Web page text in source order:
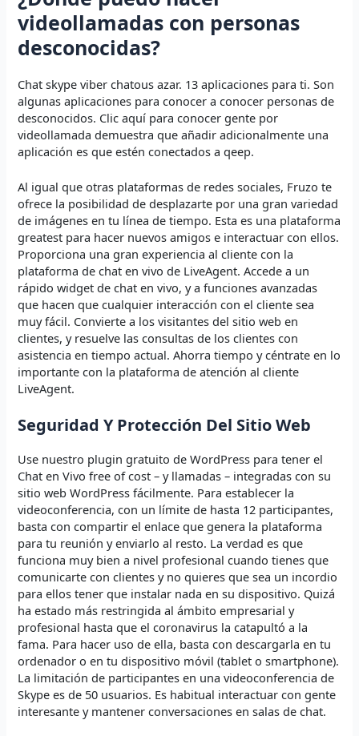
videollamadas con personas
desconocidas?
Chat skype viber chatous azar. 13 aplicaciones para ti. Son
algunas aplicaciones para conocer a conocer personas de
desconocidos. Clic aquí para conocer gente por
videollamada demuestra que añadir adicionalmente una
aplicación es que estén conectados a qeep.
Al igual que otras plataformas de redes sociales, Fruzo te
ofrece la posibilidad de desplazarte por una gran variedad
de imágenes en tu línea de tiempo. Esta es una plataforma
greatest para hacer nuevos amigos e interactuar con ellos.
Proporciona una gran experiencia al cliente con la
plataforma de chat en vivo de LiveAgent. Accede a un
rápido widget de chat en vivo, y a funciones avanzadas
que hacen que cualquier interacción con el cliente sea
muy fácil. Convierte a los visitantes del sitio web en
clientes, y resuelve las consultas de los clientes con
asistencia en tiempo actual. Ahorra tiempo y céntrate en lo
importante con la plataforma de atención al cliente
LiveAgent.
Seguridad Y Protección Del Sitio Web
Use nuestro plugin gratuito de WordPress para tener el
Chat en Vivo free of cost – y llamadas – integradas con su
sitio web WordPress fácilmente. Para establecer la
videoconferencia, con un límite de hasta 12 participantes,
basta con compartir el enlace que genera la plataforma
para tu reunión y enviarlo al resto. La verdad es que
funciona muy bien a nivel profesional cuando tienes que
comunicarte con clientes y no quieres que sea un incordio
para ellos tener que instalar nada en su dispositivo. Quizá
ha estado más restringida al ámbito empresarial y
profesional hasta que el coronavirus la catapultó a la
fama. Para hacer uso de ella, basta con descargarla en tu
ordenador o en tu dispositivo móvil (tablet o smartphone).
La limitación de participantes en una videoconferencia de
Skype es de 50 usuarios. Es habitual interactuar con gente
interesante y mantener conversaciones en salas de chat.